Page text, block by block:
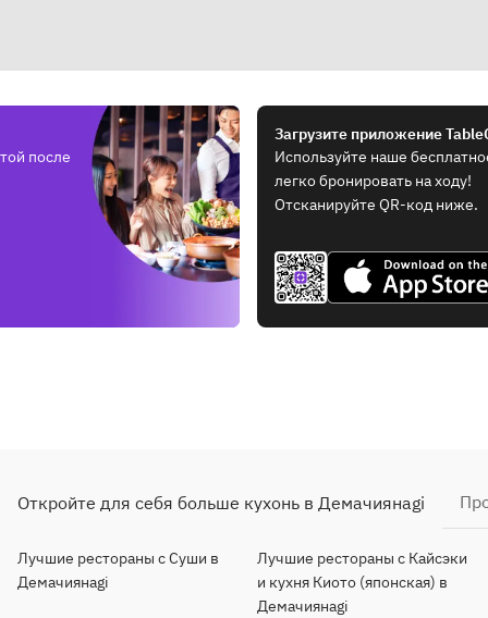
после
Загрузите приложение
Используйте наше
легко бронировать на ходу!
Отсканируйте QR-код ниже.
Откройте для себя больше кухонь в Демачиянagi
Лучшие рестораны с Суши в
Демачиянagi
Лучшие рестораны с Кайсэки
и кухня Киото (японская) в
Демачиянagi